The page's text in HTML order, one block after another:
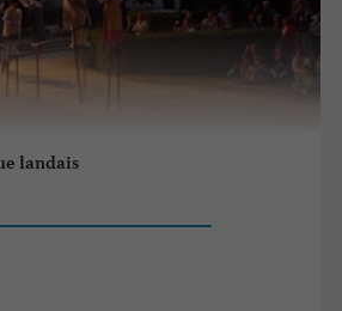
landais